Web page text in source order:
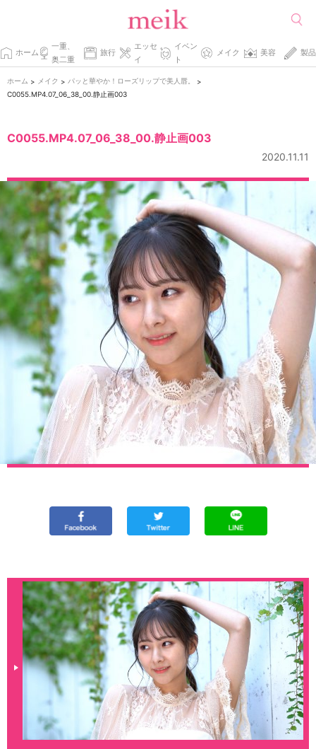
ホーム
一重、
奥二重
旅行
エッセ
イ
イベン
ト
メイク 美容 製品
ホーム > メイク > パッと華やか！ローズリップで美人唇。
>
C0055.MP4.07_06_38_00.静止画003
C0055.MP4.07_06_38_00.静止画003
2020.11.11